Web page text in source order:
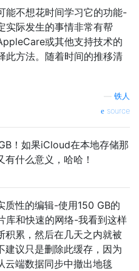
能不想花时间学习它的功能-
实际发生的事情非常有帮
或其他支持技术的
此方法。随着时间的推移清
铁人
source
！如果iCloud在本地存储那
有什么意义，哈哈！
质性的编辑-使用150 GB的
库和快速的网络-我看到这样
积累，然后在几天之内就被
建议只是删除此缓存，因为
云端数据同步中撤出地毯